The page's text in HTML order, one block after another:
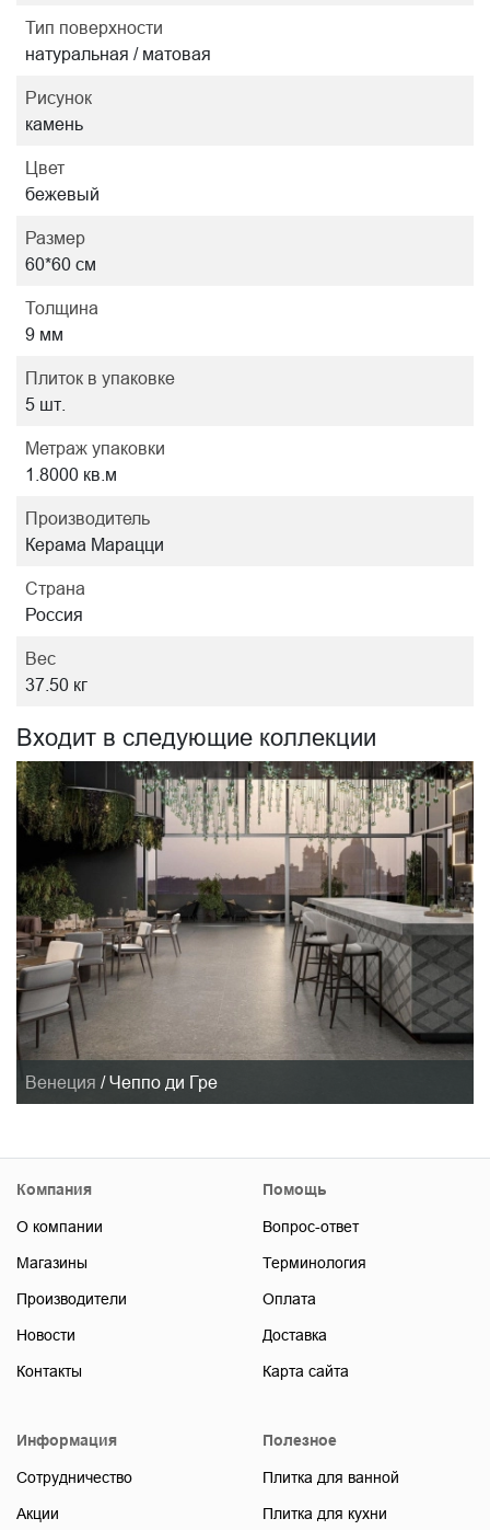
Тип поверхности
натуральная / матовая
Рисунок
камень
Цвет
бежевый
Размер
60*60 см
Толщина
9 мм
Плиток в упаковке
5 шт.
Метраж упаковки
1.8000 кв.м
Производитель
Керама Марацци
Страна
Россия
Вес
37.50 кг
Входит в следующие коллекции
Венеция / Чеппо ди Гре
Компания
О компании
Магазины
Производители
Новости
Контакты
Помощь
Вопрос-ответ
Терминология
Оплата
Доставка
Карта сайта
Информация
Сотрудничество
Акции
Полезное
Плитка для ванной
Плитка для кухни